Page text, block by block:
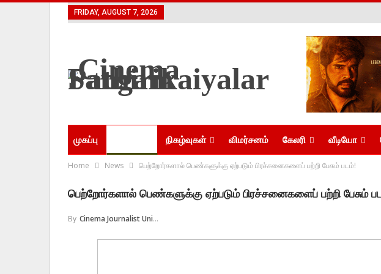
FRIDAY, AUGUST 7, 2026
முகப்பு நிகழ்வுகள் விமர்சனம் கேலரி வீடியோ
Home News பெற்றோர்களால் பெண்களுக்கு ஏற்படும் பிரச்சனைகளைப் பற்றி பேசும் படம்!
பெற்றோர்களால் பெண்களுக்கு ஏற்படும் பிரச்சனைகளைப் பற்றி பேசும்
By Cinema Journalist Union